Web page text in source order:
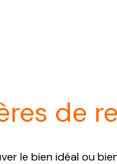
de
le bien idéal ou